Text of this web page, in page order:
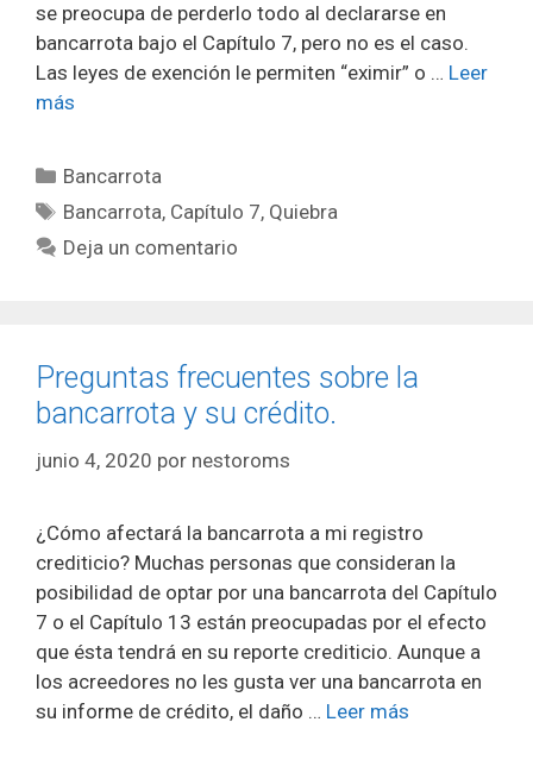
se preocupa de perderlo todo al declararse en
bancarrota bajo el Capítulo 7, pero no es el caso.
Las leyes de exención le permiten “eximir” o … Leer
más
Categorías
Bancarrota
Etiquetas
Bancarrota, Capítulo 7, Quiebra
Deja un comentario
Preguntas frecuentes sobre la
bancarrota y su crédito.
junio 4, 2020 por nestoroms
¿Cómo afectará la bancarrota a mi registro
crediticio? Muchas personas que consideran la
posibilidad de optar por una bancarrota del Capítulo
7 o el Capítulo 13 están preocupadas por el efecto
que ésta tendrá en su reporte crediticio. Aunque a
los acreedores no les gusta ver una bancarrota en
su informe de crédito, el daño … Leer más